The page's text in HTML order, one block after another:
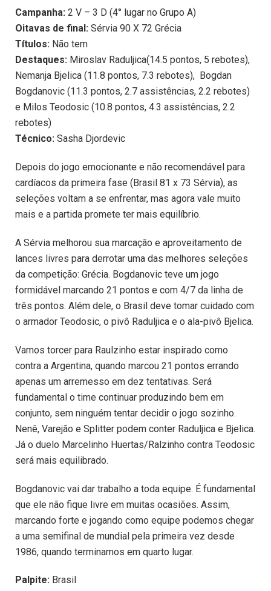
Campanha: 2 V – 3 D (4° lugar no Grupo A)
Oitavas de final: Sérvia 90 X 72 Grécia
Títulos: Não tem
Destaques: Miroslav Raduljica(14.5 pontos, 5 rebotes),
Nemanja Bjelica (11.8 pontos, 7.3 rebotes), Bogdan
Bogdanovic (11.3 pontos, 2.7 assistências, 2.2 rebotes)
e Milos Teodosic (10.8 pontos, 4.3 assistências, 2.2
rebotes)
Técnico: Sasha Djordevic
Depois do jogo emocionante e não recomendável para
cardíacos da primeira fase (Brasil 81 x 73 Sérvia), as
seleções voltam a se enfrentar, mas agora vale muito
mais e a partida promete ter mais equilíbrio.
A Sérvia melhorou sua marcação e aproveitamento de
lances livres para derrotar uma das melhores seleções
da competição: Grécia. Bogdanovic teve um jogo
formidável marcando 21 pontos e com 4/7 da linha de
três pontos. Além dele, o Brasil deve tomar cuidado com
o armador Teodosic, o pivô Raduljica e o ala-pivô Bjelica.
Vamos torcer para Raulzinho estar inspirado como
contra a Argentina, quando marcou 21 pontos errando
apenas um arremesso em dez tentativas. Será
fundamental o time continuar produzindo bem em
conjunto, sem ninguém tentar decidir o jogo sozinho.
Nenê, Varejão e Splitter podem conter Raduljica e Bjelica.
Já o duelo Marcelinho Huertas/Ralzinho contra Teodosic
será mais equilibrado.
Bogdanovic vai dar trabalho a toda equipe. É fundamental
que ele não fique livre em muitas ocasiões. Assim,
marcando forte e jogando como equipe podemos chegar
a uma semifinal de mundial pela primeira vez desde
1986, quando terminamos em quarto lugar.
Palpite: Brasil